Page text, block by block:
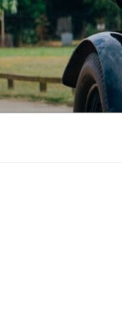
Tartalomhoz